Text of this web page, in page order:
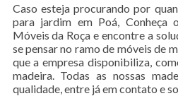
Caso esteja procurando por
para jardim em Poá, Conheça
Móveis da Roça e encontre a
se pensar no ramo de móveis de
que a empresa disponibiliza,
madeira. Todas as nossas
qualidade, entre já em contato e